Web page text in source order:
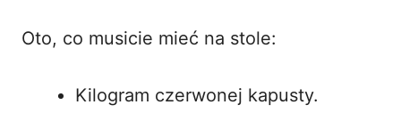
Oto, co musicie mieć na stole:
Kilogram czerwonej kapusty.